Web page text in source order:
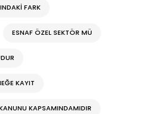
FARK
ESNAF ÖZEL SEKTÖR MÜ
KAYIT
KAPSAMINDAMIDIR